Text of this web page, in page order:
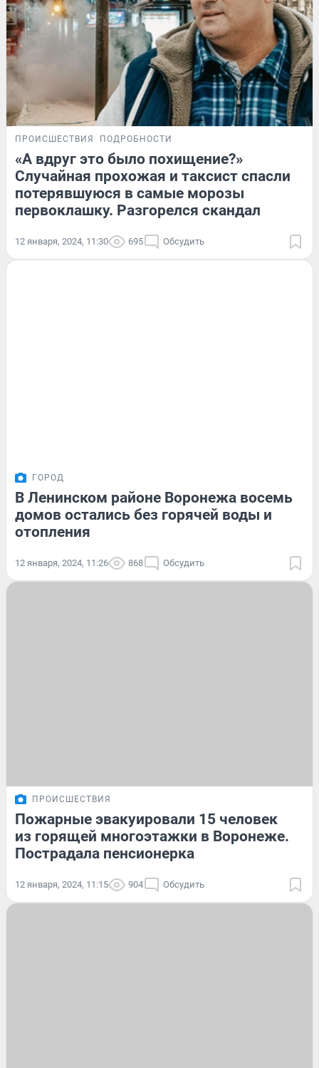
ПРОИСШЕСТВИЯ ПОДРОБНОСТИ
«А вдруг это было похищение?»
Случайная прохожая и таксист спасли
потерявшуюся в самые морозы
первоклашку. Разгорелся скандал
12 января, 2024, 11:30 695 Обсудить
ГОРОД
В Ленинском районе Воронежа восемь
домов остались без горячей воды и
отопления
12 января, 2024, 11:26 868 Обсудить
ПРОИСШЕСТВИЯ
Пожарные эвакуировали 15 человек
из горящей многоэтажки в Воронеже.
Пострадала пенсионерка
12 января, 2024, 11:15 904 Обсудить